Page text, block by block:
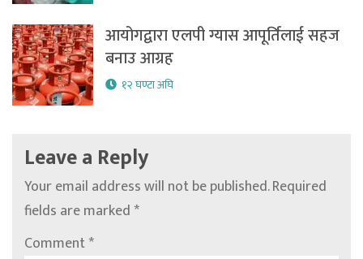
आयोगद्वारा एलपी ग्यास आपूर्तिलाई सहज
बनाउ आग्रह
१२ घण्टा अघि
Leave a Reply
Your email address will not be published.Required
fields are marked*
Comment*